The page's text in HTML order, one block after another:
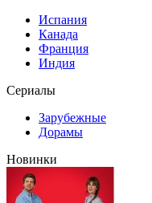
Испания
Канада
Франция
Индия
Сериалы
Зарубежные
Дорамы
Новинки